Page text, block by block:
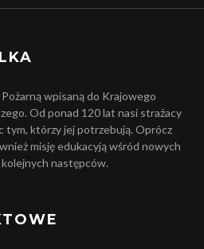
wpisaną do Krajowego
Od ponad 120 lat nasi strażacy
tym, którzy jej potrzebują. Oprócz
misję edukacyją wśród nowych
następców.